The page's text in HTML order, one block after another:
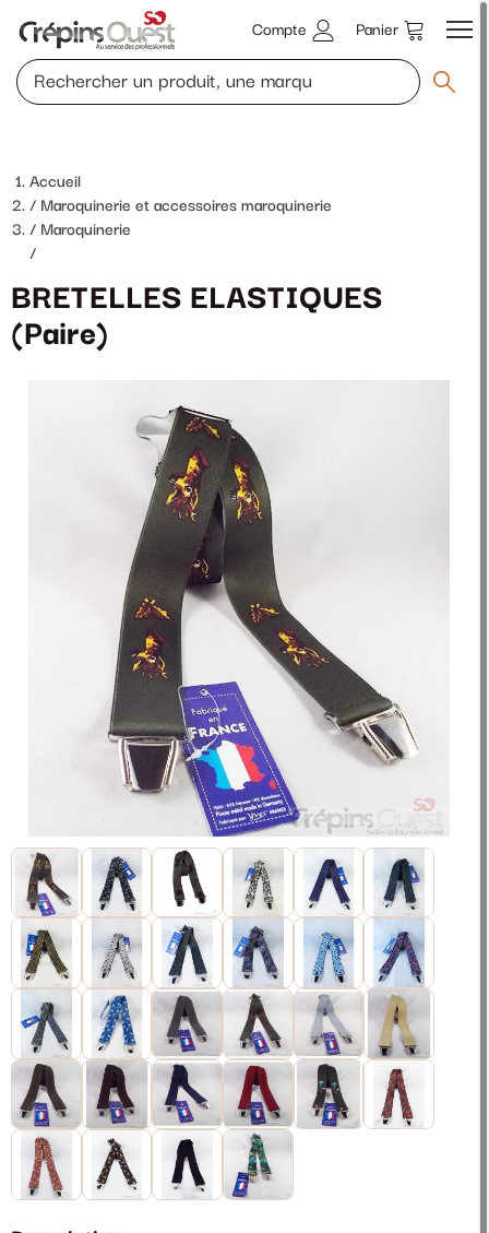
Compte Panier
Accueil
Maroquinerie et accessoires maroquinerie
Maroquinerie
/
BRETELLES ELASTIQUES
(Paire)